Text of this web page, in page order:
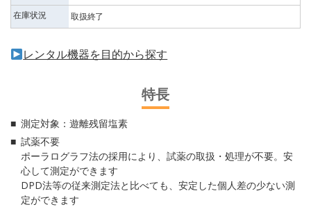
在庫状況
取扱終了
レンタル機器を目的から探す
特長
測定対象：遊離残留塩素
試薬不要
ポーラログラフ法の採用により、試薬の取扱・処理が不要。安
心して測定ができます
DPD法等の従来測定法と比べても、安定した個人差の少ない測
定ができます